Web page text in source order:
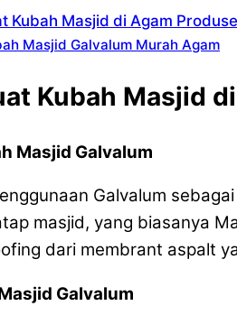
Kubah Masjid di Agam
Masjid Galvalum Murah Agam
Kubah Masjid
Masjid Galvalum
Galvalum
masjid, yang biasanya
dari membrant aspalt
Galvalum